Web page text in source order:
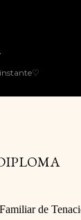
instante♡
de